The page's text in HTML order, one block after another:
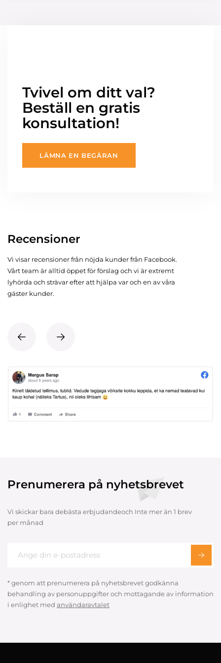
Tvivel om ditt val?
Beställ en gratis
konsultation!
LÄMNA EN BEGÄRAN
Recensioner
Vi visar recensioner från nöjda kunder från Facebook.
Vårt team är alltid öppet för förslag och vi är extremt
lyhörda och strävar efter att hjälpa var och en av våra
gäster kunder.
Prenumerera på nyhetsbrevet
Vi skickar bara debästa erbjudandeoch Inte mer än 1 brev
per månad
* genom att prenumerera på nyhetsbrevet godkänna
behandling av personuppgifter och mottagande av information
i enlighet med användaravtalet